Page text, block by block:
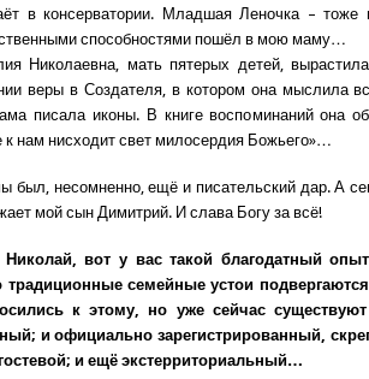
в консерватории. Младшая Леночка –
способностями пошёл в мою маму…
Николаевна, мать пятерых детей,
веры в Создателя, в котором она мыслила
писала иконы. В книге воспоминаний она
к нам нисходит свет милосердия Божьего»…
был, несомненно, ещё и писательский дар. А
мой сын Димитрий. И слава Богу за всё!
вот у вас такой благодатный
традиционные семейные устои
к этому, но уже сейчас
и официально зарегистрированный,
и ещё экстерриториальный…